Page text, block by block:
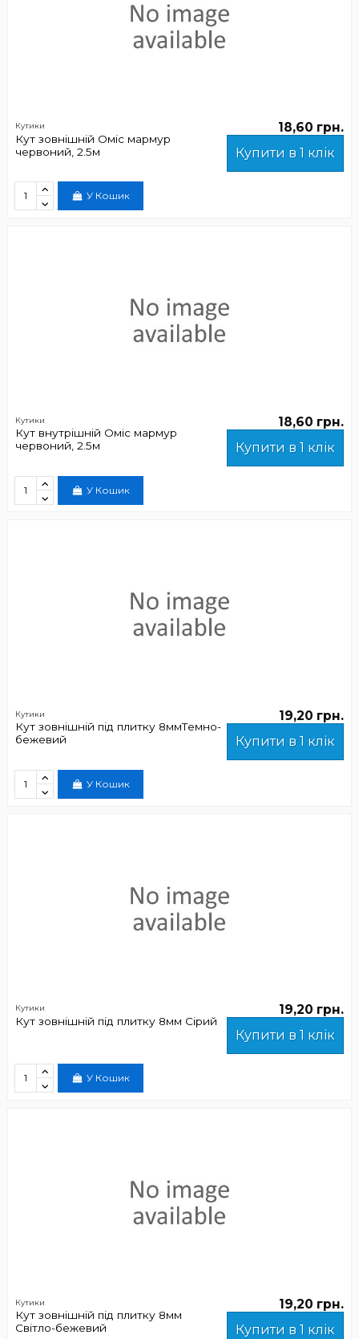
Кутики
Кут зовнішній Оміс мармур
червоний, 2.5м
18,60 грн.
Купити в 1 клік
У Кошик
Кутики
Кут внутрішній Оміс мармур
червоний, 2.5м
18,60 грн.
Купити в 1 клік
У Кошик
Кутики
Кут зовнішній під плитку 8ммТемно-
бежевий
19,20 грн.
Купити в 1 клік
У Кошик
Кутики
Кут зовнішній під плитку 8мм Сірий
19,20 грн.
Купити в 1 клік
У Кошик
Кутики
Кут зовнішній під плитку 8мм
Світло-бежевий
19,20 грн.
Купити в 1 клік